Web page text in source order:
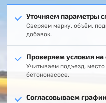
Уточняем параметры
Сверяем марку, объём,
добавок.
Проверяем условия на
Учитываем подъезд, место
бетононасосе.
Согласовываем